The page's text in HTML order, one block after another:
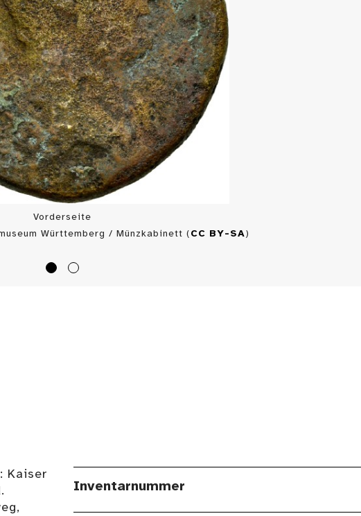
Vorderseite
Württemberg / Münzkabinett ( CC BY-SA)
Kaiser
Inventarnummer